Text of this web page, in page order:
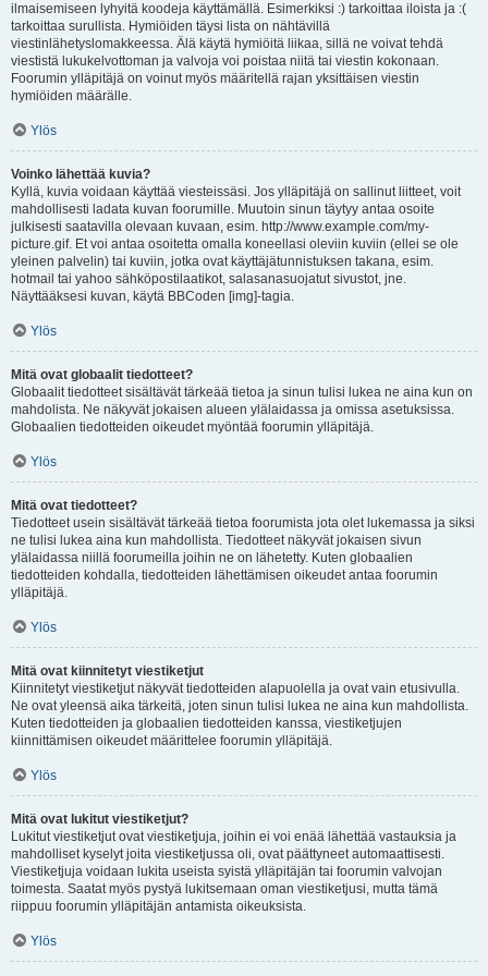
ilmaisemiseen lyhyitä koodeja käyttämällä. Esimerkiksi :) tarkoittaa iloista ja :(
tarkoittaa surullista. Hymiöiden täysi lista on nähtävillä
viestinlähetyslomakkeessa. Älä käytä hymiöitä liikaa, sillä ne voivat tehdä
viestistä lukukelvottoman ja valvoja voi poistaa niitä tai viestin kokonaan.
Foorumin ylläpitäjä on voinut myös määritellä rajan yksittäisen viestin
hymiöiden määrälle.
Ylös
Voinko lähettää kuvia?
Kyllä, kuvia voidaan käyttää viesteissäsi. Jos ylläpitäjä on sallinut liitteet, voit
mahdollisesti ladata kuvan foorumille. Muutoin sinun täytyy antaa osoite
julkisesti saatavilla olevaan kuvaan, esim. http://www.example.com/my-
picture.gif. Et voi antaa osoitetta omalla koneellasi oleviin kuviin (ellei se ole
yleinen palvelin) tai kuviin, jotka ovat käyttäjätunnistuksen takana, esim.
hotmail tai yahoo sähköpostilaatikot, salasanasuojatut sivustot, jne.
Näyttääksesi kuvan, käytä BBCoden [img]-tagia.
Ylös
Mitä ovat globaalit tiedotteet?
Globaalit tiedotteet sisältävät tärkeää tietoa ja sinun tulisi lukea ne aina kun on
mahdolista. Ne näkyvät jokaisen alueen ylälaidassa ja omissa asetuksissa.
Globaalien tiedotteiden oikeudet myöntää foorumin ylläpitäjä.
Ylös
Mitä ovat tiedotteet?
Tiedotteet usein sisältävät tärkeää tietoa foorumista jota olet lukemassa ja siksi
ne tulisi lukea aina kun mahdollista. Tiedotteet näkyvät jokaisen sivun
ylälaidassa niillä foorumeilla joihin ne on lähetetty. Kuten globaalien
tiedotteiden kohdalla, tiedotteiden lähettämisen oikeudet antaa foorumin
ylläpitäjä.
Ylös
Mitä ovat kiinnitetyt viestiketjut
Kiinnitetyt viestiketjut näkyvät tiedotteiden alapuolella ja ovat vain etusivulla.
Ne ovat yleensä aika tärkeitä, joten sinun tulisi lukea ne aina kun mahdollista.
Kuten tiedotteiden ja globaalien tiedotteiden kanssa, viestiketjujen
kiinnittämisen oikeudet määrittelee foorumin ylläpitäjä.
Ylös
Mitä ovat lukitut viestiketjut?
Lukitut viestiketjut ovat viestiketjuja, joihin ei voi enää lähettää vastauksia ja
mahdolliset kyselyt joita viestiketjussa oli, ovat päättyneet automaattisesti.
Viestiketjuja voidaan lukita useista syistä ylläpitäjän tai foorumin valvojan
toimesta. Saatat myös pystyä lukitsemaan oman viestiketjusi, mutta tämä
riippuu foorumin ylläpitäjän antamista oikeuksista.
Ylös